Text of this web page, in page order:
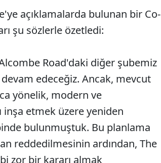
açıklamalarda bulunan bir Co-
şu sözlerle özetledi:
Road'daki diğer şubemiz
edeceğiz. Ancak, mevcut
yönelik, modern ve
etmek üzere yeniden
bulunmuştuk. Bu planlama
reddedilmesinin ardından, The
zor bir kararı almak